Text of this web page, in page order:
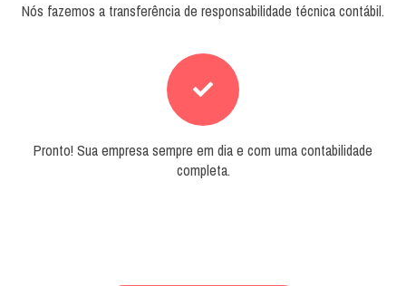
Nós fazemos a transferência de responsabilidade técnica contábil.
Pronto! Sua empresa sempre em dia e com uma contabilidade
completa.